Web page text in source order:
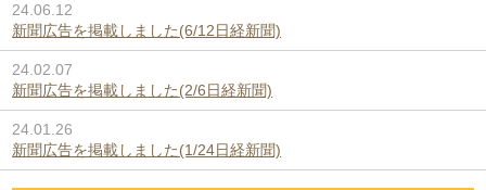
24.06.12
新聞広告を掲載しました(6/12日経新聞)
24.02.07
新聞広告を掲載しました(2/6日経新聞)
24.01.26
新聞広告を掲載しました(1/24日経新聞)